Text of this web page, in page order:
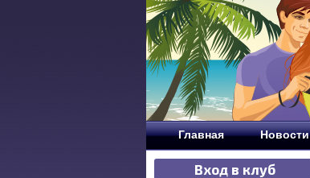
Главная Новости
Вход в клуб